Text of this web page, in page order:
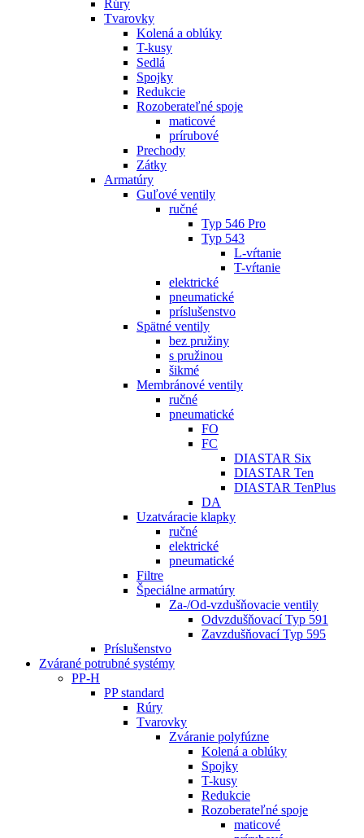
Rúry
Tvarovky
Kolená a oblúky
T-kusy
Sedlá
Spojky
Redukcie
Rozoberateľné spoje
maticové
prírubové
Prechody
Zátky
Armatúry
Guľové ventily
ručné
Typ 546 Pro
Typ 543
L-vŕtanie
T-vŕtanie
elektrické
pneumatické
príslušenstvo
Spätné ventily
bez pružiny
s pružinou
šikmé
Membránové ventily
ručné
pneumatické
FO
FC
DIASTAR Six
DIASTAR Ten
DIASTAR TenPlus
DA
Uzatváracie klapky
ručné
elektrické
pneumatické
Filtre
Špeciálne armatúry
Za-/Od-vzdušňovacie ventily
Odvzdušňovací Typ 591
Zavzdušňovací Typ 595
Príslušenstvo
Zvárané potrubné systémy
PP-H
PP standard
Rúry
Tvarovky
Zváranie polyfúzne
Kolená a oblúky
Spojky
T-kusy
Redukcie
Rozoberateľné spoje
maticové